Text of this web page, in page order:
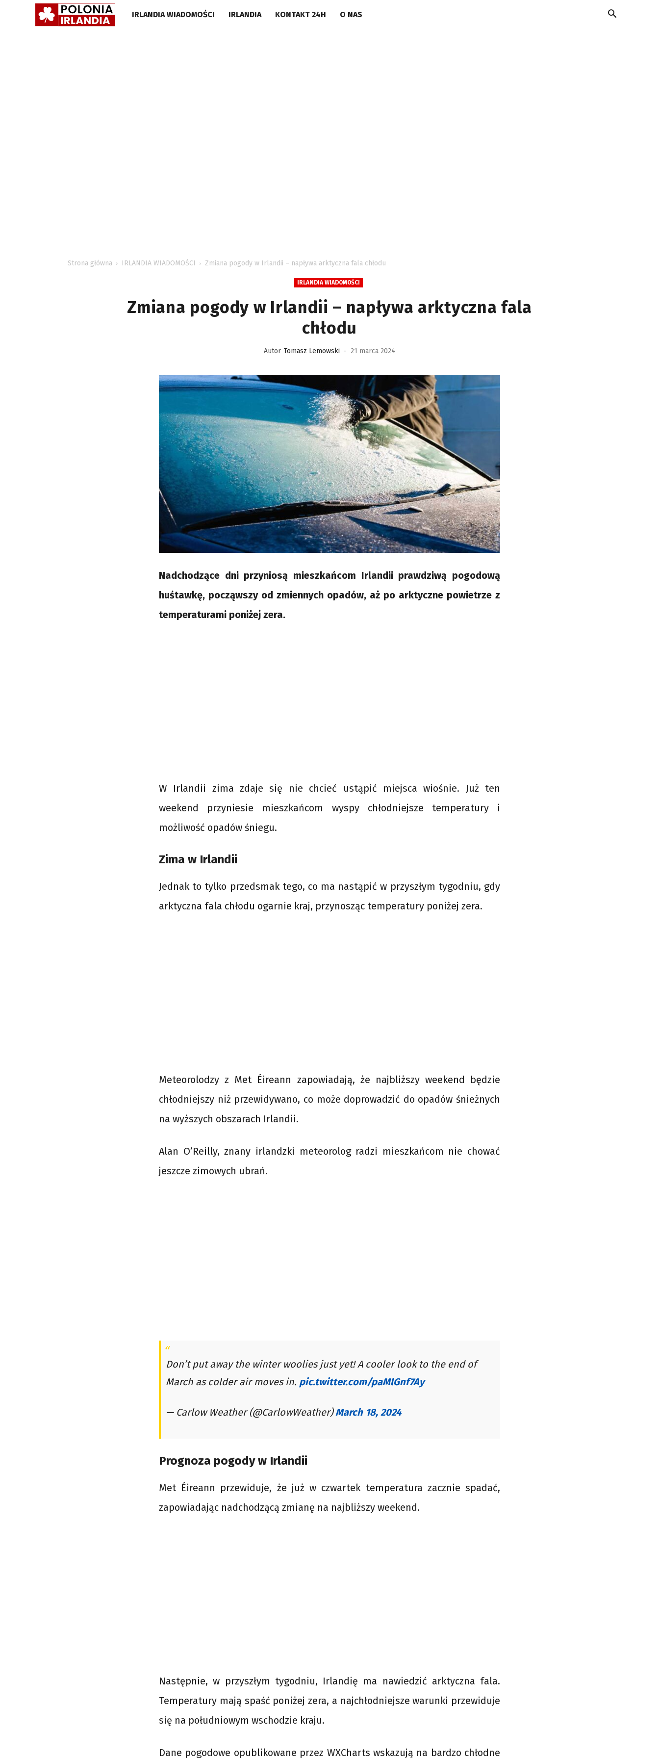
POLONIA
IRLANDIA WIADOMOŚCI IRLANDIA KONTAKT 24H O NAS
Strona główna IRLANDIA WIADOMOŚCI Zmiana pogody w Irlandii – napływa arktyczna fala chłodu
IRLANDIA WIADOMOŚCI
Zmiana pogody w Irlandii – napływa arktyczna fala
chłodu
Autor Tomasz Lemowski - 21 marca 2024
Nadchodzące dni przyniosą mieszkańcom Irlandii prawdziwą pogodową
huśtawkę, począwszy od zmiennych opadów, aż po arktyczne powietrze z
temperaturami poniżej zera.
W Irlandii zima zdaje się nie chcieć ustąpić miejsca wiośnie. Już ten
weekend przyniesie mieszkańcom wyspy chłodniejsze temperatury i
możliwość opadów śniegu.
Zima w Irlandii
Jednak to tylko przedsmak tego, co ma nastąpić w przyszłym tygodniu, gdy
arktyczna fala chłodu ogarnie kraj, przynosząc temperatury poniżej zera.
Meteorolodzy z Met Éireann zapowiadają, że najbliższy weekend będzie
chłodniejszy niż przewidywano, co może doprowadzić do opadów śnieżnych
na wyższych obszarach Irlandii.
Alan O’Reilly, znany irlandzki meteorolog radzi mieszkańcom nie chować
jeszcze zimowych ubrań.
Don’t put away the winter woolies just yet! A cooler look to the end of
March as colder air moves in. pic.twitter.com/paMlGnf7Ay
— Carlow Weather (@CarlowWeather)March 18, 2024
Prognoza pogody w Irlandii
Met Éireann przewiduje, że już w czwartek temperatura zacznie spadać,
zapowiadając nadchodzącą zmianę na najbliższy weekend.
Następnie, w przyszłym tygodniu, Irlandię ma nawiedzić arktyczna fala.
Temperatury mają spaść poniżej zera, a najchłodniejsze warunki przewiduje
się na południowym wschodzie kraju.
Dane pogodowe opublikowane przez WXCharts wskazują na bardzo chłodne